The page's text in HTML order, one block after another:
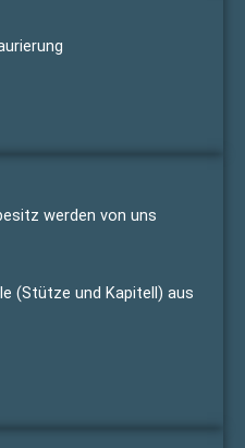
werden von uns
(Stütze und Kapitell) aus